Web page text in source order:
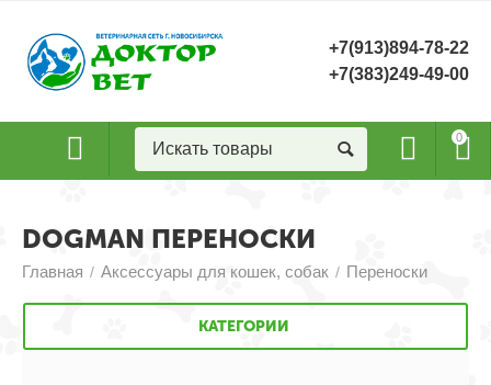
+7(913)894-78-22
+7(383)249-49-00
0
DOGMAN ПЕРЕНОСКИ
Главная / Аксессуары для кошек, собак / Переноски
КАТЕГОРИИ